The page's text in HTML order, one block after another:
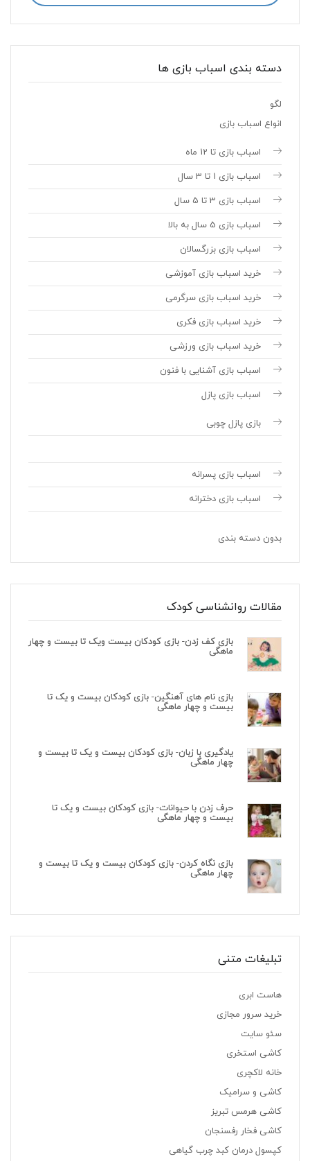
دسته بندی اسباب بازی ها
لگو
انواع اسباب بازی
اسباب بازی تا 12 ماه
اسباب بازی 1 تا 3 سال
اسباب بازی 3 تا 5 سال
اسباب بازی 5 سال به بالا
اسباب بازی بزرگسالان
خرید اسباب بازی آموزشی
خرید اسباب بازی سرگرمی
خرید اسباب بازی فکری
خرید اسباب بازی ورزشی
اسباب بازی آشنایی با فنون
اسباب بازی پازل
بازی پازل چوبی
اسباب بازی پسرانه
اسباب بازی دخترانه
بدون دسته بندی
مقالات روانشناسی کودک
بازی کف زدن- بازی کودکان بیست ویک تا بیست و چهار
ماهگی
بازی نام های آهنگین- بازی کودکان بیست و یک تا
بیست و چهار ماهگی
یادگیری با زبان- بازی کودکان بیست و یک تا بیست و
چهار ماهگی
حرف زدن با حیوانات- بازی کودکان بیست و یک تا
بیست و چهار ماهگی
بازی نگاه کردن- بازی کودکان بیست و یک تا بیست و
چهار ماهگی
تبلیغات متنی
هاست ابری
خرید سرور مجازی
سئو سایت
کاشی استخری
خانه لاکچری
کاشی و سرامیک
کاشی هرمس تبریز
کاشی فخار رفسنجان
کپسول درمان کبد چرب گیاهی